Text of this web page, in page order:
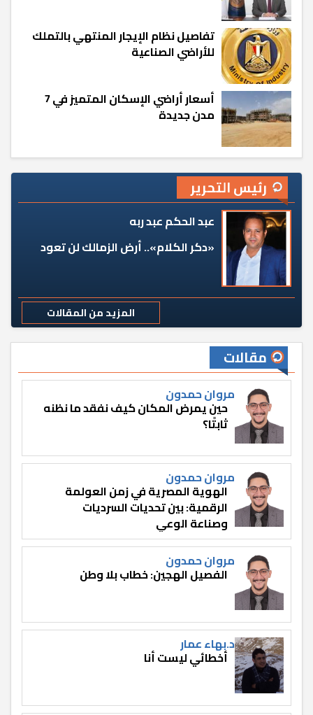
تفاصيل نظام الإيجار المنتهي بالتملك
للأراضي الصناعية
أسعار أراضي الإسكان المتميز في 7
مدن جديدة
رئيس التحرير
عبد الحكم عبد ربه
«دكر الكلام».. أرض الزمالك لن تعود
المزيد من المقالات
مقالات
مروان حمدون
حين يمرض المكان كيف نفقد ما نظنه
ثابتًا؟
مروان حمدون
الهوية المصرية في زمن العولمة
الرقمية: بين تحديات السرديات
وصناعة الوعي
مروان حمدون
الفصيل الهجين: خطاب بلا وطن
د.بهاء عمار
أخطائي ليست أنا